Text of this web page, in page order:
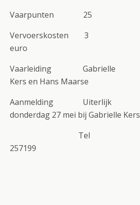
Vaarpunten 25
Vervoerskosten 3
euro
Vaarleiding Gabrielle
Kers en Hans Maarse
Aanmelding Uiterlijk
donderdag 27 mei bij Gabrielle Kers
Tel
257199